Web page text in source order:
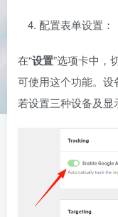
配置表单设置：
在“设置”选项卡中，
可使用这个功能。
若设置三种设备及显